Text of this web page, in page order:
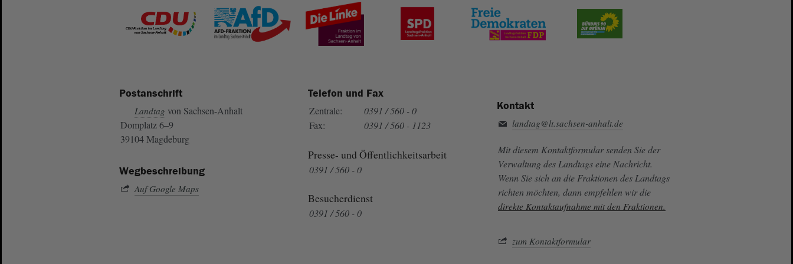
Postanschrift
Landtag von Sachsen-Anhalt
Domplatz 6–9
39104 Magdeburg
Wegbeschreibung
Auf Google Maps
Telefon und Fax
Zentrale:
0391 / 560 - 0
Fax:
0391 / 560 - 1123
Presse- und Öffentlichkeitsarbeit
0391 / 560 - 0
Besucherdienst
0391 / 560 - 0
Kontakt
landtag@lt.sachsen-anhalt.de
Mit diesem Kontaktformular senden Sie der
Verwaltung des Landtags eine Nachricht.
Wenn Sie sich an die Fraktionen des Landtags
richten möchten, dann empfehlen wir die
direkte Kontaktaufnahme mit den Fraktionen.
zum Kontaktformular